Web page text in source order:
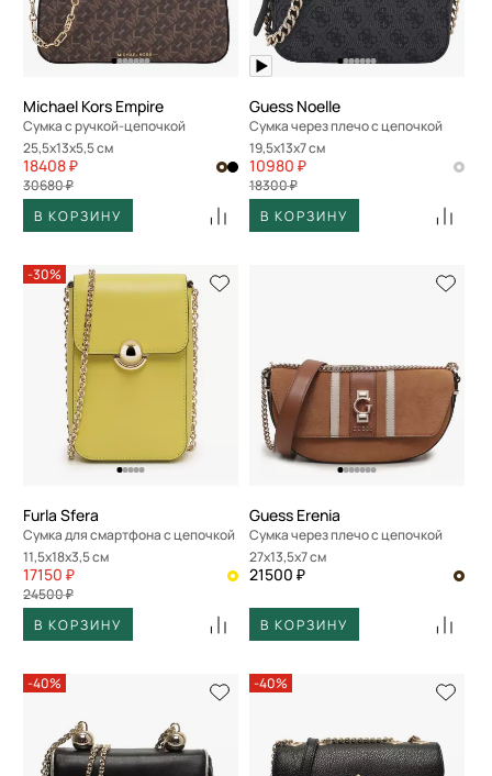
Michael Kors Empire
Сумка с ручкой-цепочкой
25,5x13x5,5 см
18408 ₽
30680 ₽
В КОРЗИНУ
Guess Noelle
Сумка через плечо с цепочкой
19,5x13x7 см
10980 ₽
18300 ₽
В КОРЗИНУ
-30%
Furla Sfera
Сумка для смартфона с цепочкой
11,5x18x3,5 см
17150 ₽
24500 ₽
В КОРЗИНУ
Guess Erenia
Сумка через плечо с цепочкой
27x13,5x7 см
21500 ₽
В КОРЗИНУ
-40% -40%